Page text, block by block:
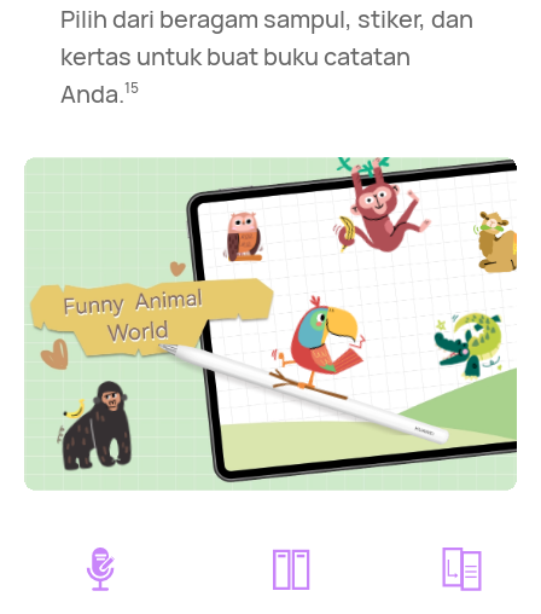
Pilih dari beragam sampul, stiker, dan
kertas untuk buat buku catatan
Anda.15